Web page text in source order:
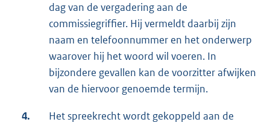
dag van de vergadering aan de
commissiegriffier. Hij vermeldt daarbij zijn
naam en telefoonnummer en het onderwerp
waarover hij het woord wil voeren. In
bijzondere gevallen kan de voorzitter afwijken
van de hiervoor genoemde termijn.
4.
Het spreekrecht wordt gekoppeld aan de